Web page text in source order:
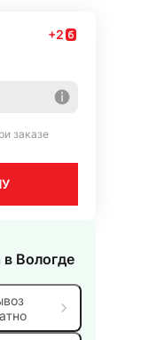
+2
заказе
в Вологде